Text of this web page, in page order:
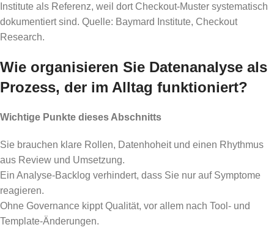
Institute als Referenz, weil dort Checkout-Muster systematisch
dokumentiert sind. Quelle: Baymard Institute, Checkout
Research.
Wie organisieren Sie Datenanalyse als
Prozess, der im Alltag funktioniert?
Wichtige Punkte dieses Abschnitts
Sie brauchen klare Rollen, Datenhoheit und einen Rhythmus
aus Review und Umsetzung.
Ein Analyse-Backlog verhindert, dass Sie nur auf Symptome
reagieren.
Ohne Governance kippt Qualität, vor allem nach Tool- und
Template-Änderungen.